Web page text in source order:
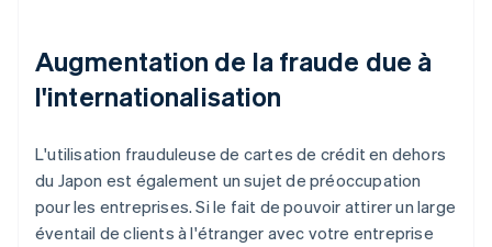
Augmentation de la fraude due à
l'internationalisation
L'utilisation frauduleuse de cartes de crédit en dehors
du Japon est également un sujet de préoccupation
pour les entreprises. Si le fait de pouvoir attirer un large
éventail de clients à l'étranger avec votre entreprise